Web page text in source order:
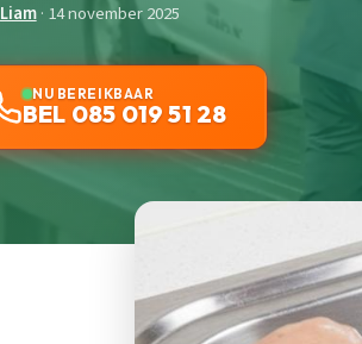
Liam· 14 november 2025
NU BEREIKBAAR
BEL 085 019 51 28